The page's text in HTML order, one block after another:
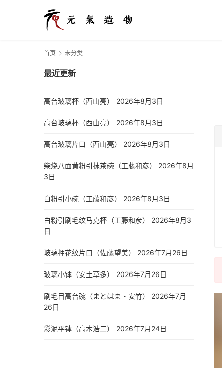
首页 未分类
最近更新
高台玻璃杯（西山亮） 2026年8月3日
高台玻璃杯（西山亮） 2026年8月3日
高台玻璃片口（西山亮） 2026年8月3日
柴烧八面黄粉引抹茶碗（工藤和彦）
2026年8月
3日
白粉引小碗（工藤和彦） 2026年8月3日
白粉引刷毛纹马克杯（工藤和彦）
2026年8月3
日
玻璃押花纹片口（佐藤望美） 2026年7月26日
玻璃小钵（安土草多） 2026年7月26日
刷毛目高台碗（まとはま・安竹）
2026年7月
26日
彩泥平钵（高木浩二） 2026年7月24日